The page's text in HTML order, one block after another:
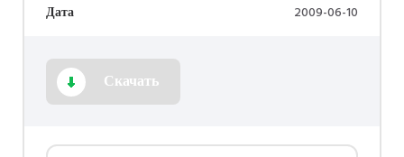
Дата 2009-06-10
Скачать